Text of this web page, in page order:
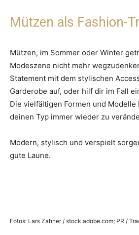
Mützen als Fashion-
Mützen, im Sommer oder Winter
Modeszene nicht mehr
Statement mit dem stylischen
Garderobe auf, oder hilf dir im Fall
Die vielfältigen Formen und Modelle
deinen Typ immer wieder zu
Modern, stylisch und verspielt
gute Laune.
Fotos: Lars Zahner / stock.adobe.com; PR /